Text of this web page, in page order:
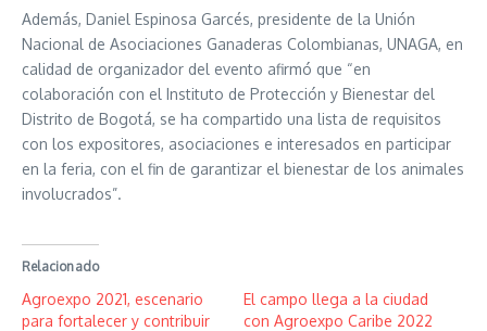
Además, Daniel Espinosa Garcés, presidente de la Unión
Nacional de Asociaciones Ganaderas Colombianas, UNAGA, en
calidad de organizador del evento afirmó que “en
colaboración con el Instituto de Protección y Bienestar del
Distrito de Bogotá, se ha compartido una lista de requisitos
con los expositores, asociaciones e interesados en participar
en la feria, con el fin de garantizar el bienestar de los animales
involucrados”.
Relacionado
Agroexpo 2021, escenario
para fortalecer y contribuir
El campo llega a la ciudad
con Agroexpo Caribe 2022